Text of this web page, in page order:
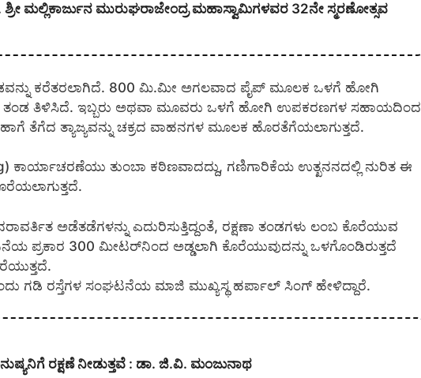
ಮಲ್ಲಿಕಾರ್ಜುನ ಮುರುಘರಾಜೇಂದ್ರ ಮಹಾಸ್ವಾಮಿಗಳವರ 32ನೇ ಸ್ಮರಣೋತ್ಸವ
ಕರೆತರಲಾಗಿದೆ. 800 ಮಿ.ಮೀ ಅಗಲವಾದ ಪೈಪ್ ಮೂಲಕ ಒಳಗೆ ಹೋಗಿ
ತಂಡ ತಿಳಿಸಿದೆ. ಇಬ್ಬರು ಅಥವಾ ಮೂವರು ಒಳಗೆ ಹೋಗಿ ಉಪಕರಣಗಳ ಸಹಾಯದಿಂದ
ಹಾಗೆ ತೆಗೆದ ತ್ಯಾಜ್ಯವನ್ನು ಚಕ್ರದ ವಾಹನಗಳ ಮೂಲಕ ಹೊರತೆಗೆಯಲಾಗುತ್ತದೆ.
ಕಾರ್ಯಾಚರಣೆಯು ತುಂಬಾ ಕಠಿಣವಾದದ್ದು, ಗಣಿಗಾರಿಕೆಯ ಉತ್ಖನನದಲ್ಲಿ ನುರಿತ ಈ
ಅಡೆತಡೆಗಳನ್ನು ಎದುರಿಸುತ್ತಿದ್ದಂತೆ, ರಕ್ಷಣಾ ತಂಡಗಳು ಲಂಬ ಕೊರೆಯುವ
300 ಮೀಟರ್‌ನಿಂದ ಅಡ್ಡಲಾಗಿ ಕೊರೆಯುವುದನ್ನು ಒಳಗೊಂಡಿರುತ್ತದೆ
ಗಡಿ ರಸ್ತೆಗಳ ಸಂಘಟನೆಯ ಮಾಜಿ ಮುಖ್ಯಸ್ಥ ಹರ್ಪಾಲ್ ಸಿಂಗ್ ಹೇಳಿದ್ದಾರೆ.
ರಕ್ಷಣೆ ನೀಡುತ್ತವೆ : ಡಾ. ಜಿ.ವಿ. ಮಂಜುನಾಥ